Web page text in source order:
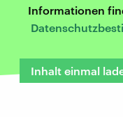
Informationen
Inhalt einmal